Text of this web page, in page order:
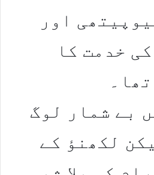
اور
خدمت کا
بے شمار لوگ
لکھنؤ کے